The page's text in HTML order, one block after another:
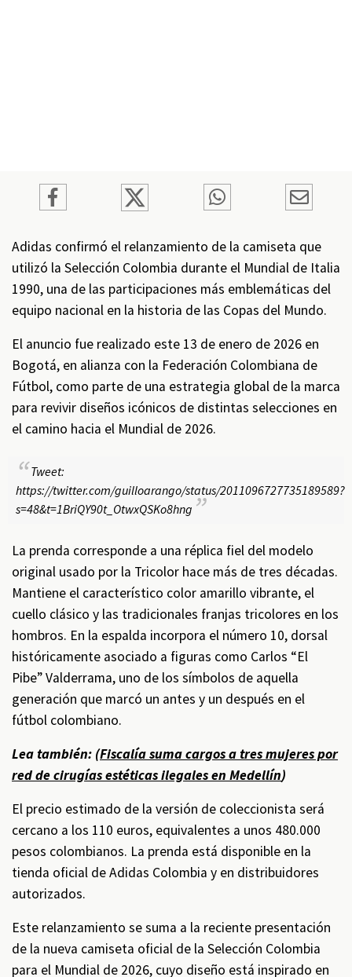
Adidas confirmó el relanzamiento de la camiseta que
utilizó la Selección Colombia durante el Mundial de Italia
1990, una de las participaciones más emblemáticas del
equipo nacional en la historia de las Copas del Mundo.
El anuncio fue realizado este 13 de enero de 2026 en
Bogotá, en alianza con la Federación Colombiana de
Fútbol, como parte de una estrategia global de la marca
para revivir diseños icónicos de distintas selecciones en
el camino hacia el Mundial de 2026.
Tweet:
https://twitter.com/guilloarango/status/2011096727735189589?
s=48&t=1BriQY90t_OtwxQSKo8hng
La prenda corresponde a una réplica fiel del modelo
original usado por la Tricolor hace más de tres décadas.
Mantiene el característico color amarillo vibrante, el
cuello clásico y las tradicionales franjas tricolores en los
hombros. En la espalda incorpora el número 10, dorsal
históricamente asociado a figuras como Carlos “El
Pibe” Valderrama, uno de los símbolos de aquella
generación que marcó un antes y un después en el
fútbol colombiano.
Lea también: (Fiscalía suma cargos a tres mujeres por
red de cirugías estéticas ilegales en Medellín)
El precio estimado de la versión de coleccionista será
cercano a los 110 euros, equivalentes a unos 480.000
pesos colombianos. La prenda está disponible en la
tienda oficial de Adidas Colombia y en distribuidores
autorizados.
Este relanzamiento se suma a la reciente presentación
de la nueva camiseta oficial de la Selección Colombia
para el Mundial de 2026, cuyo diseño está inspirado en